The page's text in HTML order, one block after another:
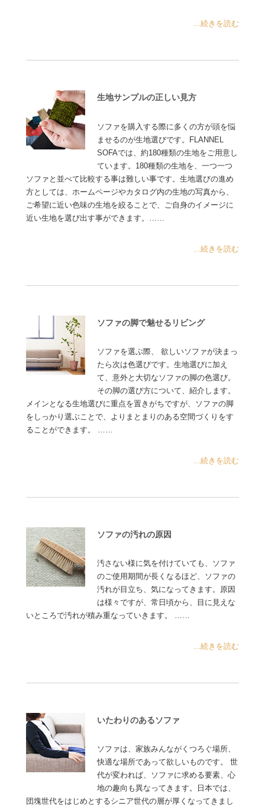
...続きを読む
生地サンプルの正しい見方
ソファを購入する際に多くの方が頭を悩
ませるのが生地選びです。FLANNEL
SOFAでは、約180種類の生地をご用意し
ています。180種類の生地を、一つ一つ
ソファと並べて比較する事は難しい事です。生地選びの進め
方としては、ホームページやカタログ内の生地の写真から、
ご希望に近い色味の生地を絞ることで、ご自身のイメージに
近い生地を選び出す事ができます。……
...続きを読む
ソファの脚で魅せるリビング
ソファを選ぶ際、 欲しいソファが決まっ
たら次は色選びです。生地選びに加え
て、意外と大切なソファの脚の色選び。
その脚の選び方について、紹介します。
メインとなる生地選びに重点を置きがちですが、ソファの脚
をしっかり選ぶことで、よりまとまりのある空間づくりをす
ることができます。 ……
...続きを読む
ソファの汚れの原因
汚さない様に気を付けていても、ソファ
のご使用期間が長くなるほど、ソファの
汚れが目立ち、気になってきます。原因
は様々ですが、常日頃から、目に見えな
いところで汚れが積み重なっていきます。 ……
...続きを読む
いたわりのあるソファ
ソファは、家族みんながくつろぐ場所、
快適な場所であって欲しいものです。 世
代が変われば、ソファに求める要素、心
地の趣向も異なってきます。日本では、
団塊世代をはじめとするシニア世代の層が厚くなってきまし